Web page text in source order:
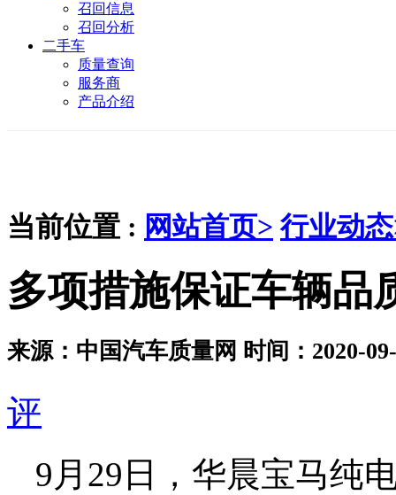
召回信息
召回分析
二手车
质量查询
服务商
产品介绍
当前位置 : 网站首页> 行业动
多项措施保证车辆品
来源：中国汽车质量网 时间：2020-
评
9月29日，华晨宝马纯